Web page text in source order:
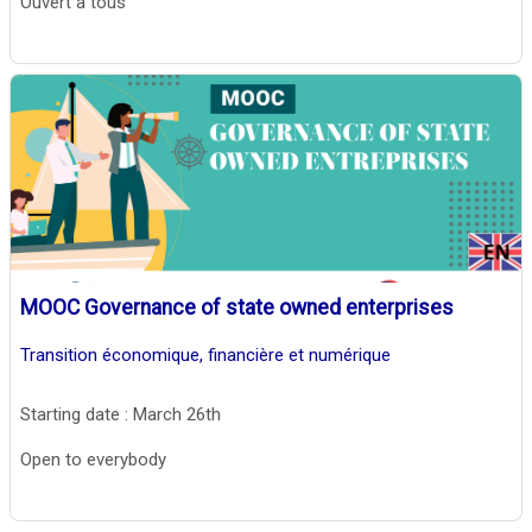
MOOC Governance of state owned enterprises
Transition économique, financière et numérique
Starting date : March 26th
Open to everybody